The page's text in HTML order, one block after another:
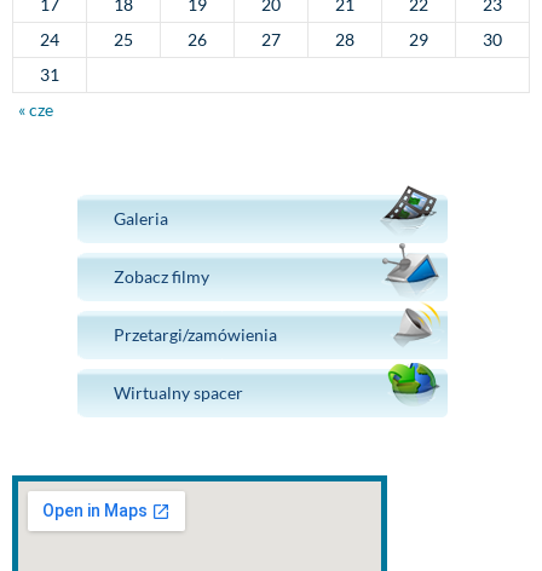
17 18 19 20 21 22
23
24
25 26 27 28 29
30
31
« cze
Galeria
Zobacz filmy
Przetargi/zamówienia
Wirtualny spacer